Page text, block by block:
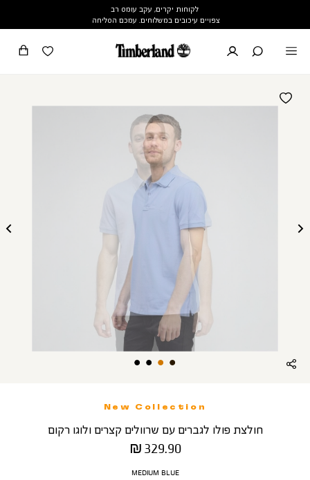
לקוחות יקרים, עקב עומס רב
צפויים עיכובים במשלוחים. עמכם הסליחה
New Collection
חולצת פולו לגברים עם שרוולים קצרים ולוגו רקום
מחיר
מוצר
329.90 ₪
צבע
MEDIUM BLUE